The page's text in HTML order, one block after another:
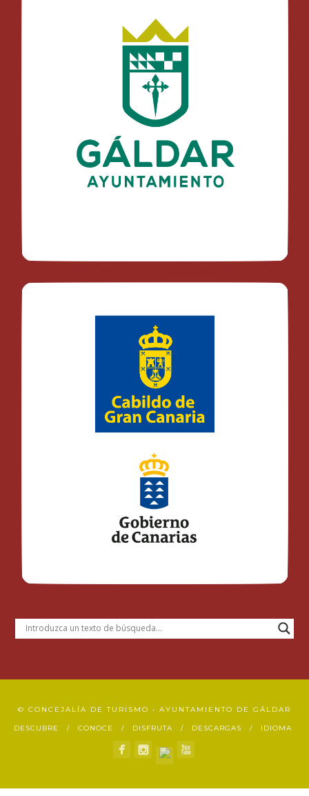
© CONCEJALÍA DE TURISMO • AYUNTAMIENTO DE GÁLDAR
DESCUBRE CONOCE DISFRUTA DESCARGAS IDIOMA